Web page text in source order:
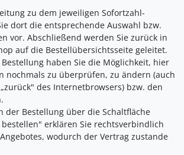
zu dem jeweiligen Sofortzahl-
dort die entsprechende Auswahl bzw.
vor. Abschließend werden Sie zurück in
auf die Bestellübersichtsseite geleitet.
haben Sie die Möglichkeit, hier
nochmals zu überprüfen, zu ändern (auch
des Internetbrowsers) bzw. den
der Bestellung über die Schaltfläche
erklären Sie rechtsverbindlich
wodurch der Vertrag zustande